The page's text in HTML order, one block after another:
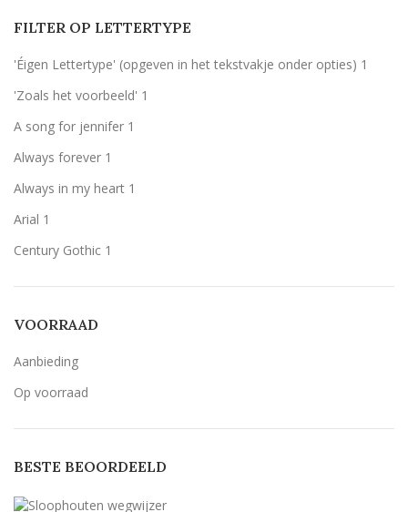
Zilver
FILTER OP LETTERTYPE
'Éigen Lettertype' (opgeven in het tekstvakje onder opties) 1
'Zoals het voorbeeld' 1
A song for jennifer 1
Always forever 1
Always in my heart 1
Arial 1
Century Gothic 1
Lucida handwriting
Monotype corosiva
Stencil 1
VOORRAAD
Aanbieding
Op voorraad
BESTE BEOORDEELD